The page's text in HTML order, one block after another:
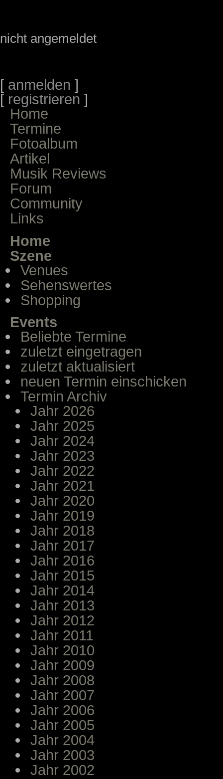
nicht angemeldet
[ anmelden ]
[ registrieren ]
Home
Termine
Fotoalbum
Artikel
Musik Reviews
Forum
Community
Links
Home
Szene
Venues
Sehenswertes
Shopping
Events
Beliebte Termine
zuletzt eingetragen
zuletzt aktualisiert
neuen Termin einschicken
Termin Archiv
Jahr 2026
Jahr 2025
Jahr 2024
Jahr 2023
Jahr 2022
Jahr 2021
Jahr 2020
Jahr 2019
Jahr 2018
Jahr 2017
Jahr 2016
Jahr 2015
Jahr 2014
Jahr 2013
Jahr 2012
Jahr 2011
Jahr 2010
Jahr 2009
Jahr 2008
Jahr 2007
Jahr 2006
Jahr 2005
Jahr 2004
Jahr 2003
Jahr 2002